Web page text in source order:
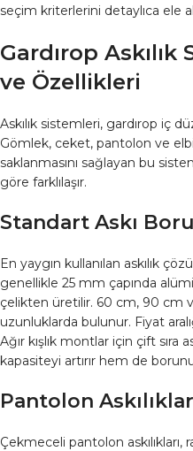
seçim kriterlerini detaylıca ele
Gardırop
ve Özellikleri
Askılık sistemleri, gardırop iç
Gömlek, ceket, pantolon ve
saklanmasını sağlayan bu
göre farklılaşır.
Standart Askı
En yaygın kullanılan askılık
genellikle 25 mm çapında
çelikten üretilir. 60 cm, 90 cm
uzunluklarda bulunur. Fiyat
Ağır kışlık montlar için çift
kapasiteyi artırır hem de
Pantolon
Çekmeceli pantolon